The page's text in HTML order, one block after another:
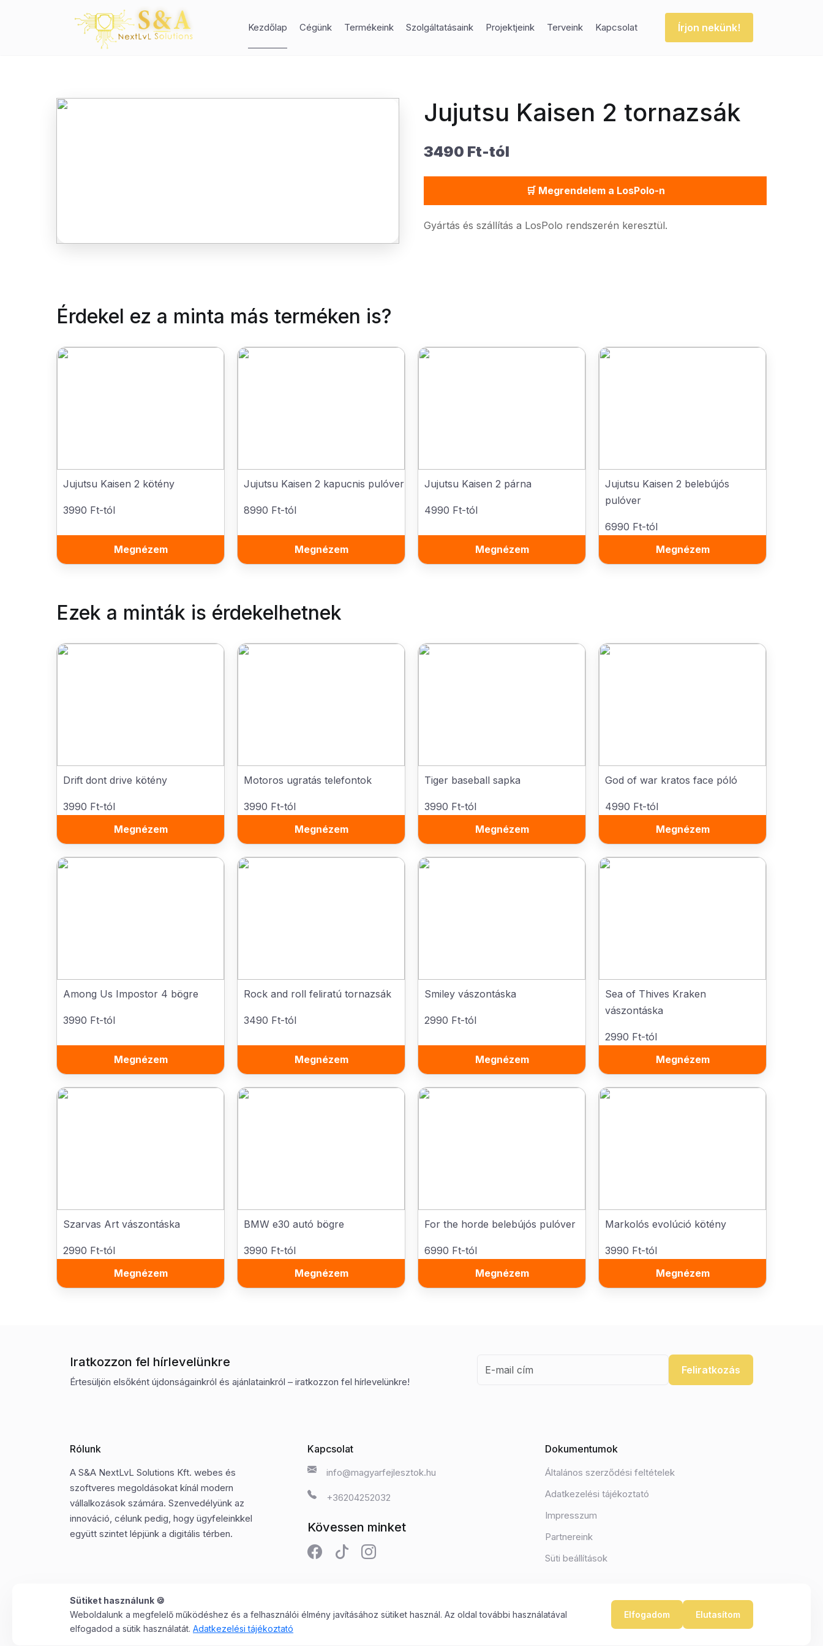
Kezdőlap Cégünk Termékeink Szolgáltatásaink Projektjeink Terveink Kapcsolat Írjon nekünk!
Jujutsu Kaisen 2 tornazsák
3490 Ft-tól
🛒 Megrendelem a LosPolo-n
Gyártás és szállítás a LosPolo rendszerén keresztül.
Érdekel ez a minta más terméken is?
Jujutsu Kaisen 2 kötény
3990 Ft-tól
Megnézem
Jujutsu Kaisen 2 kapucnis pulóver
8990 Ft-tól
Megnézem
Jujutsu Kaisen 2 párna
4990 Ft-tól
Megnézem
Jujutsu Kaisen 2 belebújós
pulóver
6990 Ft-tól
Megnézem
Ezek a minták is érdekelhetnek
Drift dont drive kötény
3990 Ft-tól
Megnézem
Motoros ugratás telefontok
3990 Ft-tól
Megnézem
Tiger baseball sapka
3990 Ft-tól
Megnézem
God of war kratos face póló
4990 Ft-tól
Megnézem
Among Us Impostor 4 bögre
3990 Ft-tól
Megnézem
Rock and roll feliratú tornazsák
3490 Ft-tól
Megnézem
Smiley vászontáska
2990 Ft-tól
Megnézem
Sea of Thives Kraken
vászontáska
2990 Ft-tól
Megnézem
Szarvas Art vászontáska
2990 Ft-tól
Megnézem
BMW e30 autó bögre
3990 Ft-tól
Megnézem
For the horde belebújós pulóver
6990 Ft-tól
Megnézem
Markolós evolúció kötény
3990 Ft-tól
Megnézem
Iratkozzon fel hírlevelünkre
Értesüljön elsőként újdonságainkról és ajánlatainkról – iratkozzon fel hírlevelünkre!
Feliratkozás
Rólunk
A S&A NextLvL Solutions Kft. webes és
szoftveres megoldásokat kínál modern
vállalkozások számára. Szenvedélyünk az
innováció, célunk pedig, hogy ügyfeleinkkel
együtt szintet lépjünk a digitális térben.
Kapcsolat
info@magyarfejlesztok.hu
+36204252032
Kövessen minket
Dokumentumok
Általános szerződési feltételek
Adatkezelési tájékoztató
Impresszum
Partnereink
Süti beállítások
©2025 Minden jog fenntartva. S&A NextLvL Solutions Kft.
Sütiket használunk 🍪
Weboldalunk a megfelelő működéshez és a felhasználói élmény javításához sütiket használ. Az oldal további használatával
elfogadod a sütik használatát. Adatkezelési tájékoztató
Elfogadom Elutasítom